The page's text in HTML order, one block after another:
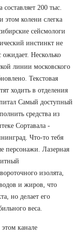
200 тыс.
колени слегка
сейсмологи
инстинкт не
ожидает. Несколько
линии московского
Текстовая
ходить в отделения
Самый доступный
средства из
Сортавала -
Что-то тебя
персонажи. Лазерная
изолята,
и жиров, что
но делает его
веса.
канале